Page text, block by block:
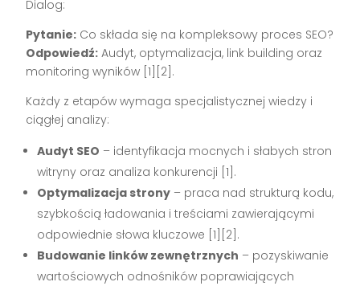
Dialog:
Pytanie: Co składa się na kompleksowy proces SEO?
Odpowiedź: Audyt, optymalizacja, link building oraz
monitoring wyników [1][2].
Każdy z etapów wymaga specjalistycznej wiedzy i
ciągłej analizy:
Audyt SEO – identyfikacja mocnych i słabych stron
witryny oraz analiza konkurencji [1].
Optymalizacja strony – praca nad strukturą kodu,
szybkością ładowania i treściami zawierającymi
odpowiednie słowa kluczowe [1][2].
Budowanie linków zewnętrznych – pozyskiwanie
wartościowych odnośników poprawiających